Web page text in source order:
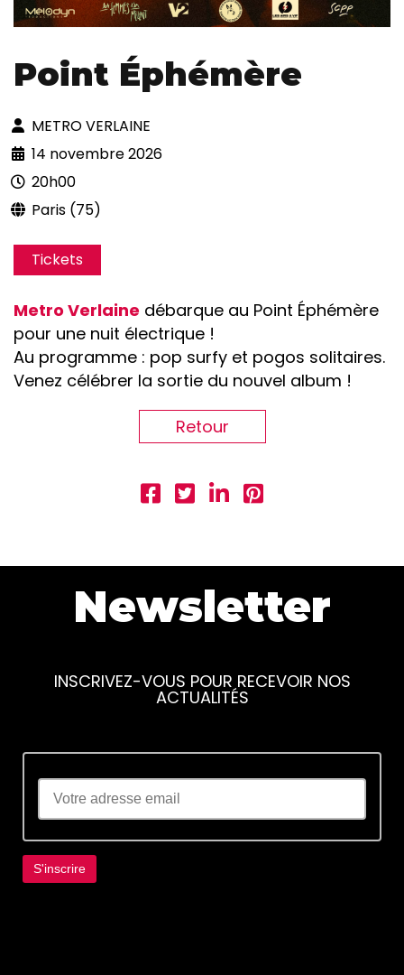
Point Éphémère
METRO VERLAINE
14 novembre 2026
20h00
Paris (75)
Tickets
Metro Verlaine débarque au Point Éphémère
pour une nuit électrique !
Au programme : pop surfy et pogos solitaires.
Venez célébrer la sortie du nouvel album !
Retour
Newsletter
INSCRIVEZ-VOUS POUR RECEVOIR NOS
ACTUALITÉS